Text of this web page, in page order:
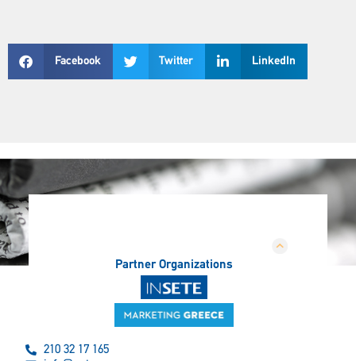
Facebook Twitter LinkedIn
Partner Organizations
210 32 17 165